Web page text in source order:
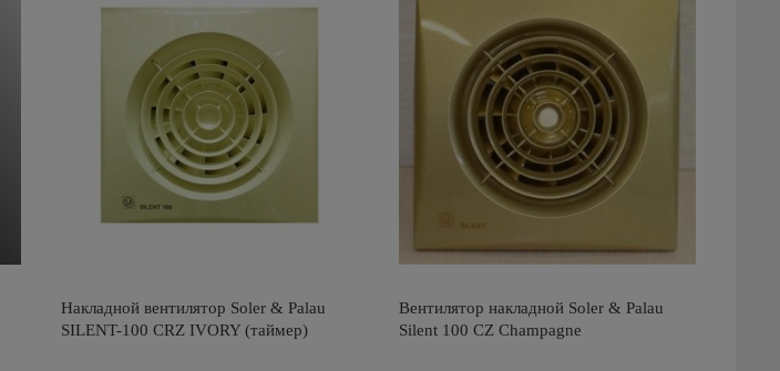
Накладной вентилятор Soler & Palau
SILENT-100 CRZ IVORY (таймер)
Вентилятор накладной Soler & Palau
Silent 100 CZ Champagne